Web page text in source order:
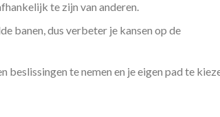
te zijn van anderen.
banen, dus verbeter je kansen op de
beslissingen te nemen en je eigen pad te